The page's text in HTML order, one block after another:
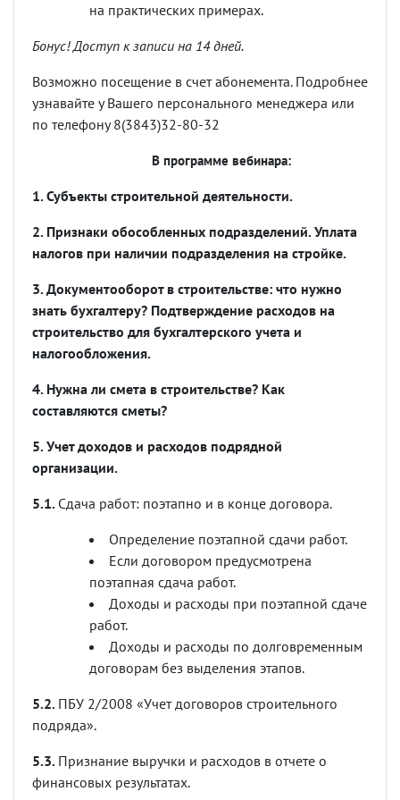
на практических примерах.
Бонус! Доступ к записи на 14 дней.
Возможно посещение в счет абонемента. Подробнее
узнавайте у Вашего персонального менеджера или
по телефону 8(3843)32-80-32
В программе вебинара:
1. Субъекты строительной деятельности.
2. Признаки обособленных подразделений. Уплата
налогов при наличии подразделения на стройке.
3. Документооборот в строительстве: что нужно
знать бухгалтеру? Подтверждение расходов на
строительство для бухгалтерского учета и
налогообложения.
4. Нужна ли смета в строительстве? Как
составляются сметы?
5. Учет доходов и расходов подрядной
организации.
5.1. Сдача работ: поэтапно и в конце договора.
Определение поэтапной сдачи работ.
Если договором предусмотрена
поэтапная сдача работ.
Доходы и расходы при поэтапной сдаче
работ.
Доходы и расходы по долговременным
договорам без выделения этапов.
5.2. ПБУ 2/2008 «Учет договоров строительного
подряда».
5.3. Признание выручки и расходов в отчете о
финансовых результатах.